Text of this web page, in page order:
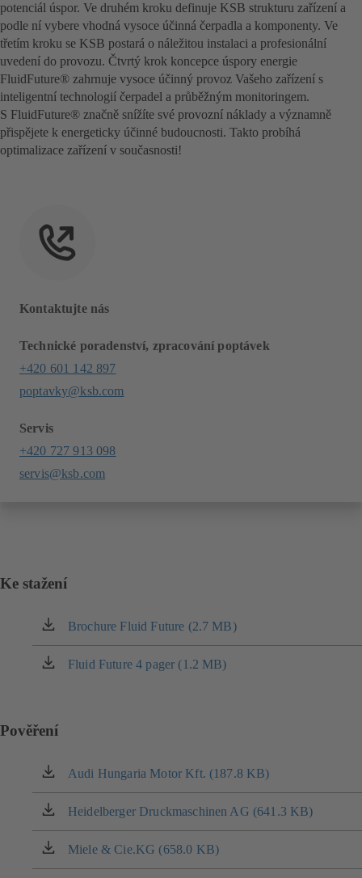
potenciál úspor. Ve druhém kroku definuje KSB strukturu zařízení a
podle ní vybere vhodná vysoce účinná čerpadla a komponenty. Ve
třetím kroku se KSB postará o náležitou instalaci a profesionální
uvedení do provozu. Čtvrtý krok koncepce úspory energie
FluidFuture® zahrnuje vysoce účinný provoz Vašeho zařízení s
inteligentní technologií čerpadel a průběžným monitoringem.
S FluidFuture® značně snížíte své provozní náklady a významně
přispějete k energeticky účinné budoucnosti. Takto probíhá
optimalizace zařízení v současnosti!
Kontaktujte nás
Technické poradenství, zpracování poptávek
+420 601 142 897
poptavky@ksb.com
Servis
+420 727 913 098
servis@ksb.com
Ke stažení
Brochure Fluid Future (2.7 MB)
(otevírá
se
v
Fluid Future 4 pager (1.2 MB)
(otevírá
Pověření
Audi Hungaria Motor Kft. (187.8 KB)
(otevírá
se
v
záložce)
Heidelberger Druckmaschinen AG (641.3 KB)
(otevírá
se
v
Miele & Cie.KG (658.0 KB)
(otevírá
se